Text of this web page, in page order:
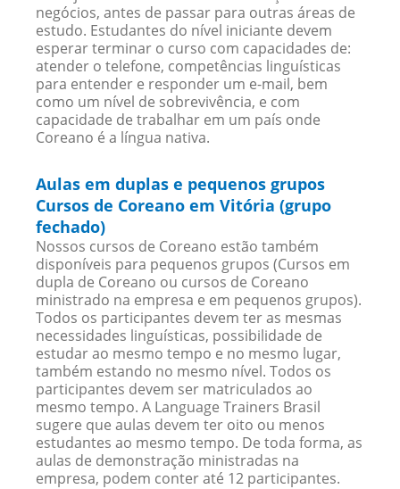
negócios, antes de passar para outras áreas de
estudo. Estudantes do nível iniciante devem
esperar terminar o curso com capacidades de:
atender o telefone, competências linguísticas
para entender e responder um e-mail, bem
como um nível de sobrevivência, e com
capacidade de trabalhar em um país onde
Coreano é a língua nativa.
Aulas em duplas e pequenos grupos
Cursos de Coreano em Vitória (grupo
fechado)
Nossos cursos de Coreano estão também
disponíveis para pequenos grupos (Cursos em
dupla de Coreano ou cursos de Coreano
ministrado na empresa e em pequenos grupos).
Todos os participantes devem ter as mesmas
necessidades linguísticas, possibilidade de
estudar ao mesmo tempo e no mesmo lugar,
também estando no mesmo nível. Todos os
participantes devem ser matriculados ao
mesmo tempo. A Language Trainers Brasil
sugere que aulas devem ter oito ou menos
estudantes ao mesmo tempo. De toda forma, as
aulas de demonstração ministradas na
empresa, podem conter até 12 participantes.